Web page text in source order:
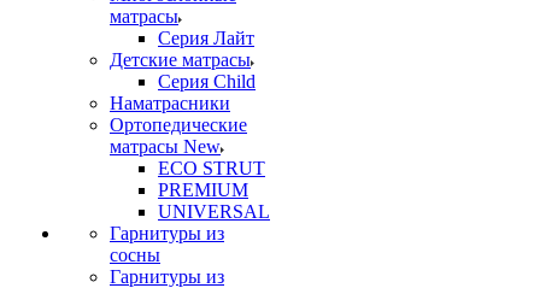
матрасы
Серия Лайт
Детские матрасы
Серия Child
Наматрасники
Ортопедические
матрасы New
ECO STRUT
PREMIUM
UNIVERSAL
Гарнитуры из
сосны
Гарнитуры из